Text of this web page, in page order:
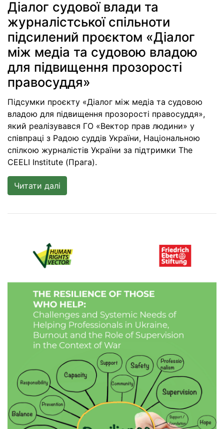
Діалог судової влади та
журналістської спільноти
підсилений проєктом «Діалог
між медіа та судовою владою
для підвищення прозорості
правосуддя»
Підсумки проєкту «Діалог між медіа та судовою
владою для підвищення прозорості правосуддя»,
який реалізувався ГО «Вектор прав людини» у
співпраці з Радою суддів України, Національною
спілкою журналістів України за підтримки The
CEELI Institute (Прага).
Читати далі